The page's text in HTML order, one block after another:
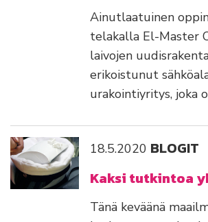
Ainutlaatuinen
telakalla El-Master
laivojen
erikoistunut
urakointiyritys, joka
18.5.2020 BLOGIT
Kaksi tutkintoa
Tänä keväänä